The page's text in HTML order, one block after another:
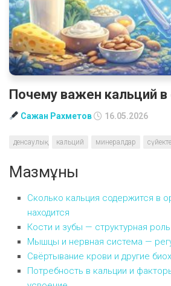
Почему важен кальций в
Сажан Рахметов 16.05.2026
денсаулық кальций минералдар
Мазмұны
Сколько кальция содержится в
находится
Кости и зубы — структурная роль
Мышцы и нервная система —
Свёртывание крови и другие
Потребность в кальции и